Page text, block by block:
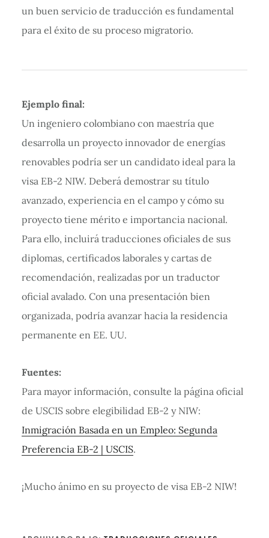
un buen servicio de traducción es fundamental
para el éxito de su proceso migratorio.
Ejemplo final:
Un ingeniero colombiano con maestría que
desarrolla un proyecto innovador de energías
renovables podría ser un candidato ideal para la
visa EB-2 NIW. Deberá demostrar su título
avanzado, experiencia en el campo y cómo su
proyecto tiene mérito e importancia nacional.
Para ello, incluirá traducciones oficiales de sus
diplomas, certificados laborales y cartas de
recomendación, realizadas por un traductor
oficial avalado. Con una presentación bien
organizada, podría avanzar hacia la residencia
permanente en EE. UU.
Fuentes:
Para mayor información, consulte la página oficial
de USCIS sobre elegibilidad EB-2 y NIW:
Inmigración Basada en un Empleo: Segunda
Preferencia EB-2 | USCIS.
¡Mucho ánimo en su proyecto de visa EB-2 NIW!